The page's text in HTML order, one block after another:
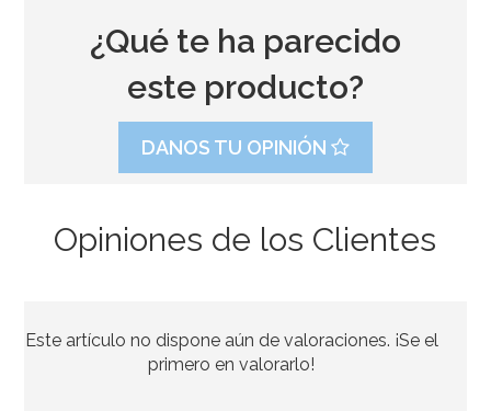
3,49€
¿Qué te ha parecido
este producto?
DANOS TU OPINIÓN
Opiniones de los Clientes
Este artículo no dispone aún de valoraciones. ¡Se el
primero en valorarlo!